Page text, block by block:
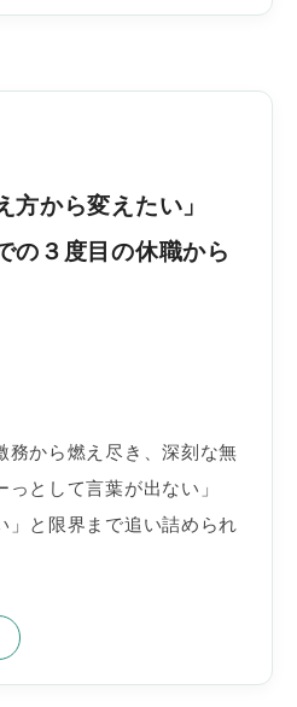
方から変えたい」
の３度目の休職から
務から燃え尽き、深刻な無
として言葉が出ない」
」と限界まで追い詰められ